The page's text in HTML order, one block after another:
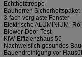
- Echtholztreppe
- Bauherren Sicherheitspaket
- 3-fach verglaste Fenster
- Elektrische ALUMINIUM-
- Blower-Door-Test
- KfW-Effizienzhaus 55
- Nachweislich gesundes
- Bauendreinigung vor